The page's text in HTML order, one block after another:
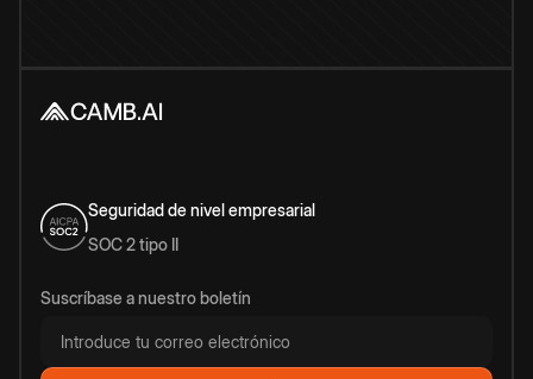
Seguridad de nivel empresarial
SOC 2 tipo II
Suscríbase a nuestro boletín